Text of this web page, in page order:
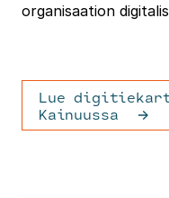
organisaation
Lue
Kainuussa